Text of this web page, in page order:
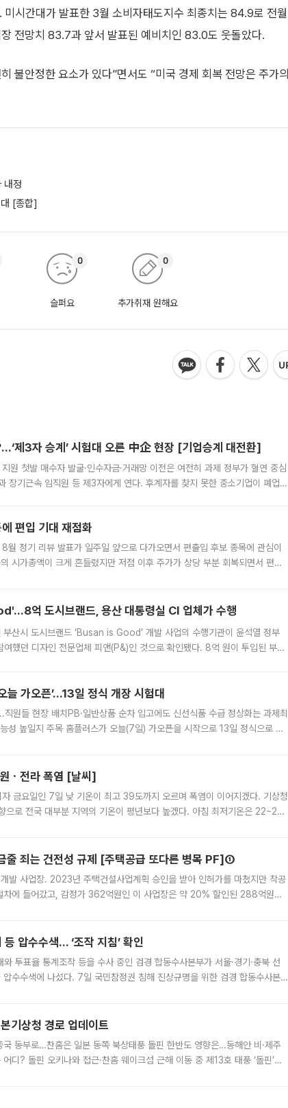
시간대가 발표한 3월 소비자태도지수 최종치는 84.9로 전월
전망치 83.7과 앞서 발표된 예비치인 83.0도 웃돌았다.
불안정한 요소가 있다”면서도 “미국 경제 회복 전망은 주가의
내정
[종합]
슬퍼요
0
추가취재 원해요
0
제3자 승계’ 시험대 오른 中企 현장 [기업승계 대전환]
원 첫발 매수자 발굴·인수자금·거래망 이전은 여전히 과제 정부가 혈연 중심
장기근속 임직원 등 제3자에게 연다. 후계자를 찾지 못한 중소기업이 폐업
편입 기대 재점화
월 정기 리뷰 발표가 일주일 앞으로 다가오면서 편출입 후보 종목에 관심이
시가총액이 크게 흔들렸지만 저점 이후 주가가 상당 부분 회복되면서 편입
억 도시브랜드, 용산 대통령실 CI 업체가 수행
산시 도시브랜드 ‘Busan is Good’ 개발 사업의 수행기관이 윤석열 정부
했던 디자인 전문업체 피앤(P&)인 것으로 확인됐다. 8억 원이 투입된 부산
가오픈’...13일 정식 개장 시험대
원들 현장 배치PB·일반상품 순차 입고에도 신선식품 수급 정상화는 과제최
성 높일지 주목 홈플러스가 오늘(7일) 가오픈을 시작으로 13일 정식으로 재
ㆍ전라 폭염 [날씨]
자 금요일인 7일 낮 기온이 최고 39도까지 오르며 폭염이 이어지겠다. 기상청
으로 전국 대부분 지역의 기온이 평년보다 높겠다. 아침 최저기온은 22~27
줄 죄는 건전성 규제 [주택공급 또다른 병목 PF]①
발 사업장. 2023년 주택건설사업계획 승인을 받아 인허가를 마쳤지만 착공
차에 들어갔고, 감정가 362억원인 이 사업장은 약 20% 할인된 288억원에
등 압수수색… ‘조작 지침’ 확인
투표율 통계조작 등을 수사 중인 검경 합동수사본부가 서울·경기·충북 선
수수색에 나섰다. 7일 국민참정권 침해 진상규명을 위한 검경 합동수사본
기상청 경로 업데이트
동부로…찬홈은 일본 동쪽 북상태풍 돌핀 한반도 영향은…동해안 비·제주
디? 돌핀 오키나와 접근·찬홈 웨이크섬 근해 이동 중 제13호 태풍 ‘돌핀’이